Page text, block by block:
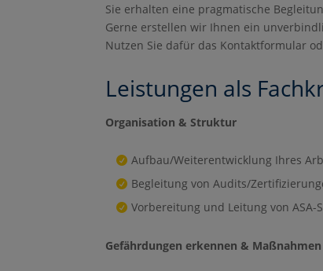
Sie erhalten eine pragmatische
Gerne erstellen wir Ihnen ein
Nutzen Sie dafür das Kontaktformular
Leistungen als
Organisation & Struktur
Aufbau/Weiterentwicklung Ihres
Begleitung von Audits/
Vorbereitung und Leitung von ASA-
Gefährdungen erkennen &